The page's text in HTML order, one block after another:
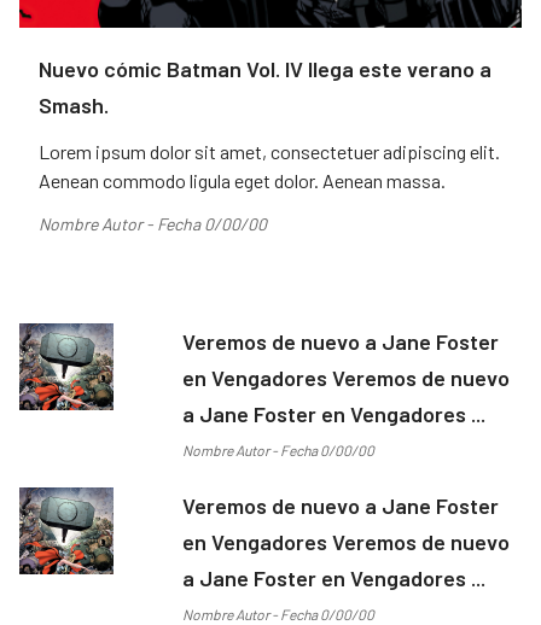
Nuevo cómic Batman Vol. IV llega este verano a
Smash.
Lorem ipsum dolor sit amet, consectetuer adipiscing elit.
Aenean commodo ligula eget dolor. Aenean massa.
Nombre Autor - Fecha 0/00/00
Veremos de nuevo a Jane Foster
en Vengadores Veremos de nuevo
a Jane Foster en Vengadores ...
Nombre Autor - Fecha 0/00/00
Veremos de nuevo a Jane Foster
en Vengadores Veremos de nuevo
a Jane Foster en Vengadores ...
Nombre Autor - Fecha 0/00/00